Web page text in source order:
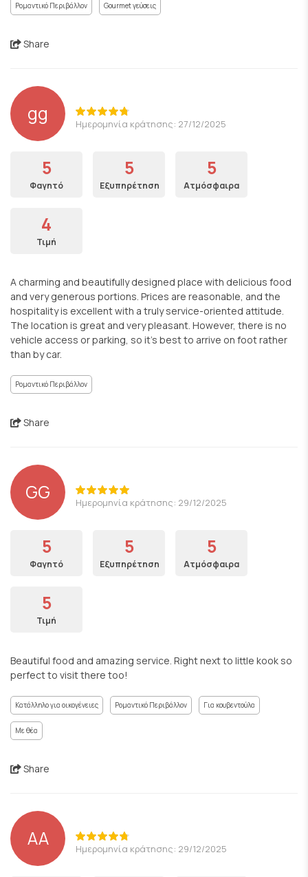
Ρομαντικό Περιβάλλον Gourmet γεύσεις
Share
gg Ημερομηνία κράτησης: 27/12/2025
5
Φαγητό
5
Εξυπηρέτηση
5
Ατμόσφαιρα
4
Τιμή
A charming and beautifully designed place with delicious food
and very generous portions. Prices are reasonable, and the
hospitality is excellent with a truly service-oriented attitude.
The location is great and very pleasant. However, there is no
vehicle access or parking, so it’s best to arrive on foot rather
than by car.
Ρομαντικό Περιβάλλον
Share
GG Ημερομηνία κράτησης: 29/12/2025
5
Φαγητό
5
Εξυπηρέτηση
5
Ατμόσφαιρα
5
Τιμή
Beautiful food and amazing service. Right next to little kook so
perfect to visit there too!
Κατάλληλο για οικογένειες Ρομαντικό Περιβάλλον Για κουβεντούλα
Με θέα
Share
AA Ημερομηνία κράτησης: 29/12/2025